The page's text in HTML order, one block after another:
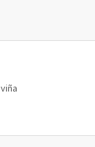
viña